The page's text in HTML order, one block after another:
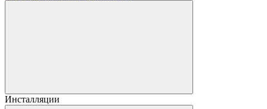
Инсталляции